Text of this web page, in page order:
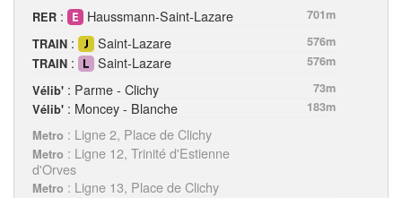
RER : Haussmann-Saint-Lazare
701m
TRAIN : Saint-Lazare
576m
TRAIN : Saint-Lazare
576m
Vélib' : Parme - Clichy
73m
Vélib' : Moncey - Blanche
183m
Metro : Ligne 2, Place de Clichy
Metro : Ligne 12, Trinité d'Estienne
d'Orves
Metro : Ligne 13, Place de Clichy